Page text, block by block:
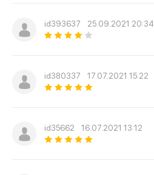
id393637 25.09.2021 20:34
id380337 17.07.2021 15:22
id35662 16.07.2021 13:12